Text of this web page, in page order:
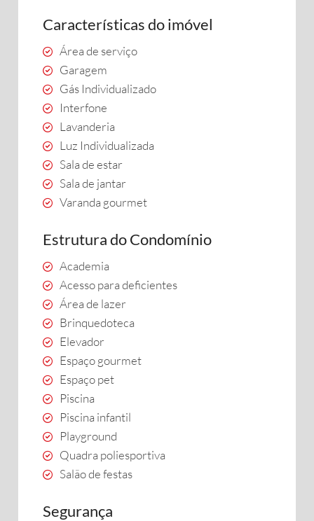
Características do imóvel
Área de serviço
Garagem
Gás Individualizado
Interfone
Lavanderia
Luz Individualizada
Sala de estar
Sala de jantar
Varanda gourmet
Estrutura do Condomínio
Academia
Acesso para deficientes
Área de lazer
Brinquedoteca
Elevador
Espaço gourmet
Espaço pet
Piscina
Piscina infantil
Playground
Quadra poliesportiva
Salão de festas
Segurança